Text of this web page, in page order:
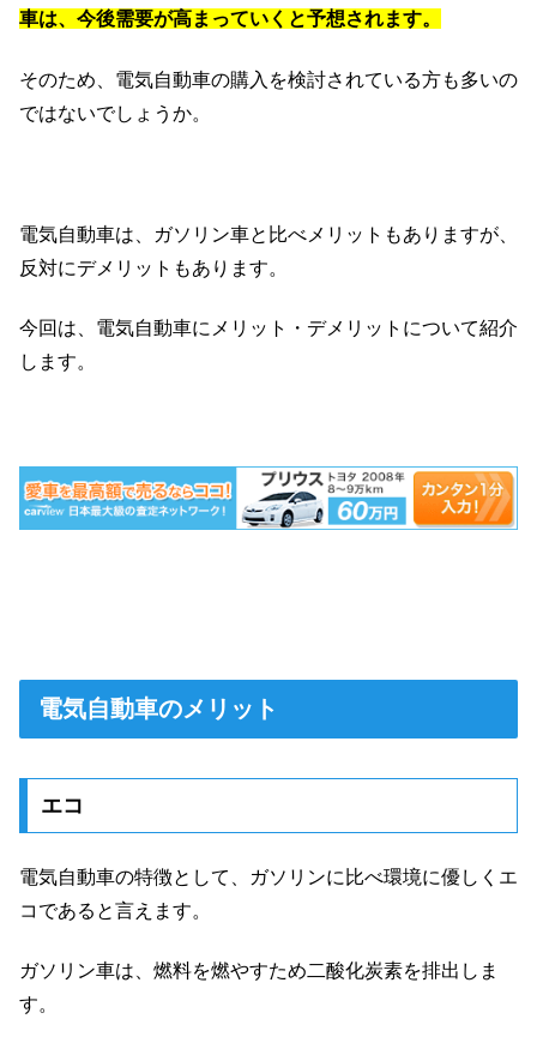
車は、今後需要が高まっていくと予想されます。
そのため、電気自動車の購入を検討されている方も多いの
ではないでしょうか。
電気自動車は、ガソリン車と比べメリットもありますが、
反対にデメリットもあります。
今回は、電気自動車にメリット・デメリットについて紹介
します。
電気自動車のメリット
エコ
電気自動車の特徴として、ガソリンに比べ環境に優しくエ
コであると言えます。
ガソリン車は、燃料を燃やすため二酸化炭素を排出しま
す。